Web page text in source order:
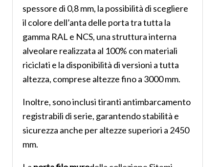
spessore di 0,8 mm, la possibilità di scegliere
il colore dell’anta delle porta tra tutta la
gamma RAL e NCS, una struttura interna
alveolare realizzata al 100% con materiali
riciclati e la disponibilità di versioni a tutta
altezza, comprese altezze fino a 3000 mm.
Inoltre, sono inclusi tiranti antimbarcamento
registrabili di serie, garantendo stabilità e
sicurezza anche per altezze superiori a 2450
mm.